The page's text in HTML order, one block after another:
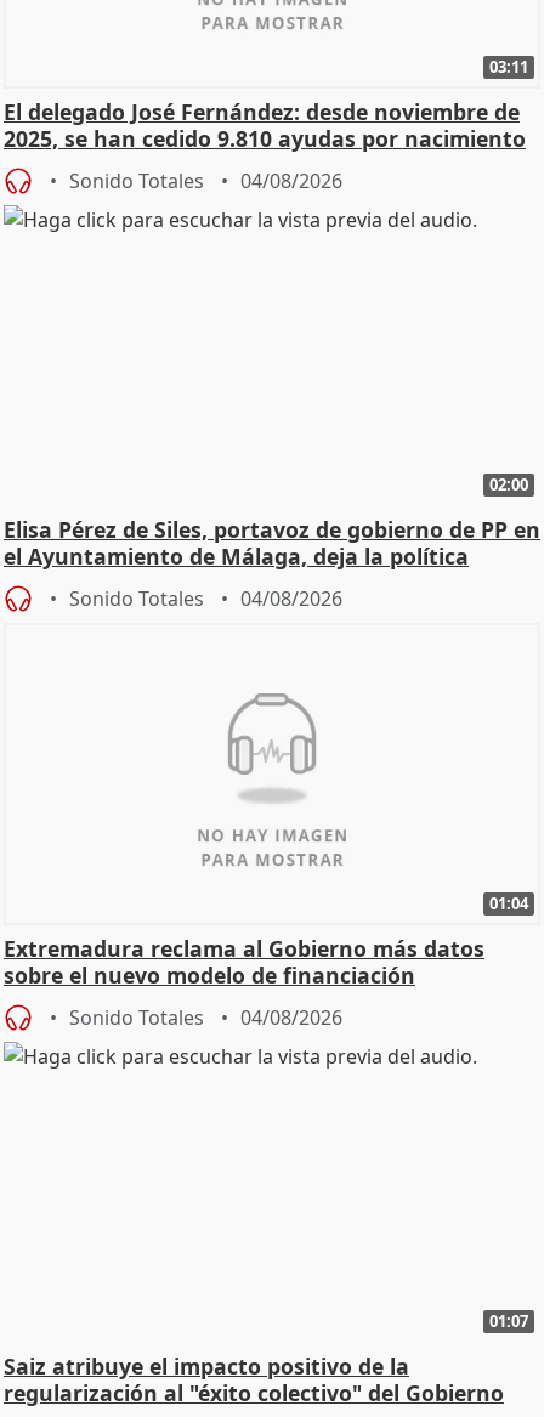
03:11
El delegado José Fernández: desde noviembre de
2025, se han cedido 9.810 ayudas por nacimiento
Sonido Totales 04/08/2026
02:00
Elisa Pérez de Siles, portavoz de gobierno de PP en
el Ayuntamiento de Málaga, deja la política
Sonido Totales 04/08/2026
01:04
Extremadura reclama al Gobierno más datos
sobre el nuevo modelo de financiación
Sonido Totales 04/08/2026
01:07
Saiz atribuye el impacto positivo de la
regularización al "éxito colectivo" del Gobierno